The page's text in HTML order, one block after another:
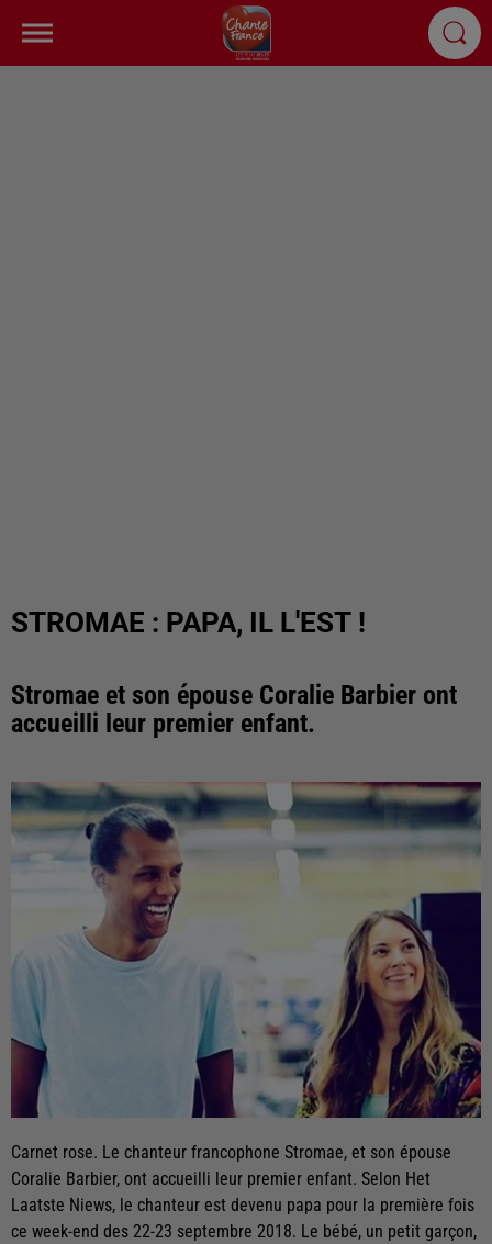
STROMAE : PAPA, IL L'EST !
Stromae et son épouse Coralie Barbier ont
accueilli leur premier enfant.
Carnet rose. Le chanteur francophone Stromae, et son épouse
Coralie Barbier, ont accueilli leur premier enfant. Selon Het
Laatste Niews, le chanteur est devenu papa pour la première fois
ce week-end des 22-23 septembre 2018. Le bébé, un petit garçon,